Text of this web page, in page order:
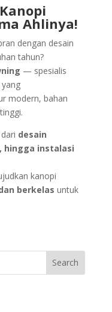
Ahlinya!
dengan desain
tahun?
— spesialis
modern, bahan
desain
hingga instalasi
kanopi
berkelas untuk
Search